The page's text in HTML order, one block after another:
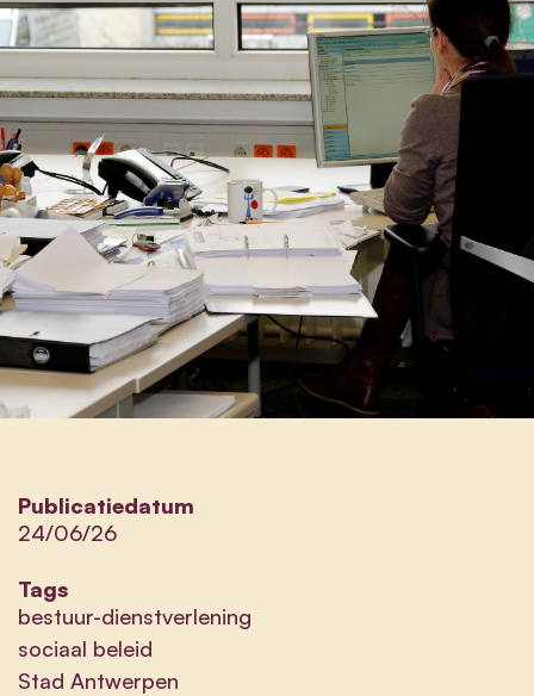
Publicatiedatum
24/06/26
Tags
bestuur-dienstverlening
sociaal beleid
Stad Antwerpen